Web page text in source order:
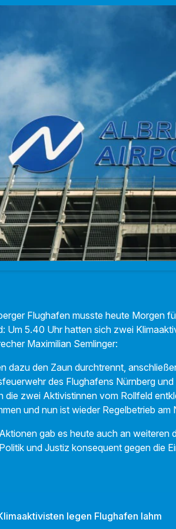
Flughafen musste heute Morgen
Um 5.40 Uhr hatten sich zwei
Maximilian Semlinger:
dazu den Zaun durchtrennt,
des Flughafens Nürnberg
die zwei Aktivistinnen vom Rollfeld
und nun ist wieder Regelbetrieb am
gab es heute auch an
und Justiz konsequent gegen die
legen Flughafen lahm